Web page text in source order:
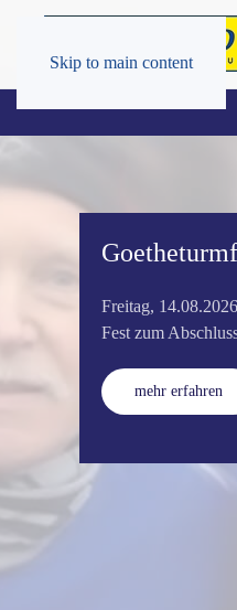
Skip to main content
Freitag,
Fest zum
mehr erfahren